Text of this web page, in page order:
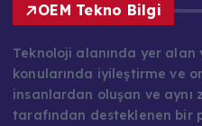
OEM Tekno Bilgi
Teknoloji alanında yer alan
konularında iyileştirme ve
insanlardan oluşan ve aynı
tarafından desteklenen bir